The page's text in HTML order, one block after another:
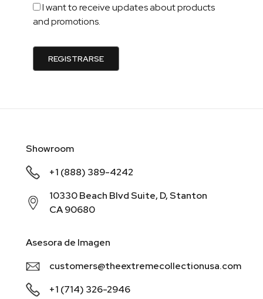
I want to receive updates about products
and promotions.
REGISTRARSE
Showroom
+1 (888) 389-4242
10330 Beach Blvd Suite, D, Stanton
CA 90680
Asesora de Imagen
customers@theextremecollectionusa.com
+1 (714) 326-2946